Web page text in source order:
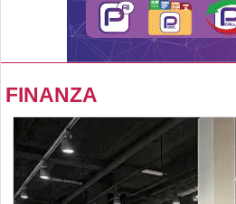
FINANZA